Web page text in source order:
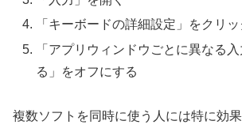
「キーボードの詳細設定」をクリッ
「アプリウィンドウごとに異なる
る」をオフにする
複数ソフトを同時に使う人には特に効果